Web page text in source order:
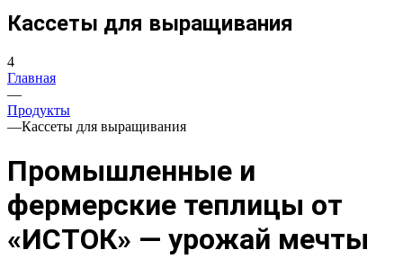
Кассеты для выращивания
4
Главная
—
Продукты
—Кассеты для выращивания
Промышленные и
фермерские теплицы от
«ИСТОК» — урожай мечты